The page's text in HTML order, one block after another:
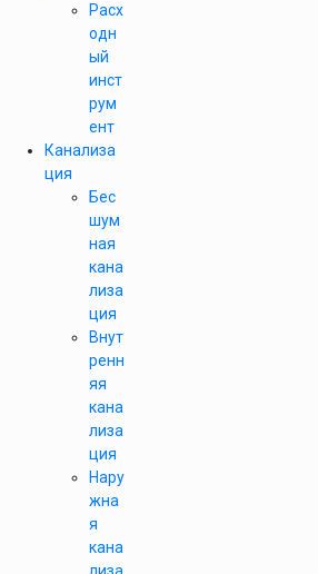
Расх
одн
ый
инст
рум
ент
Канализа
ция
Бес
шум
ная
кана
лиза
ция
Внут
ренн
яя
кана
лиза
ция
Нару
жна
я
кана